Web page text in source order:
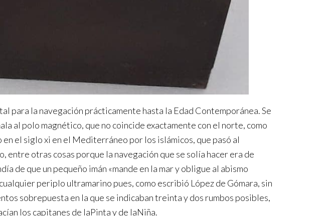
para la navegación prácticamente hasta la Edad Contemporánea. Se
al polo magnético, que no coincide exactamente con el norte, como
el siglo xi en el Mediterráneo por los islámicos, que pasó al
otras cosas porque la navegación que se solía hacer era de
de que un pequeño imán «mande en la mar y obligue al abismo
periplo ultramarino pues, como escribió López de Gómara, sin
sobrepuesta en la que se indicaban treinta y dos rumbos posibles,
los capitanes de laPinta y de laNiña.